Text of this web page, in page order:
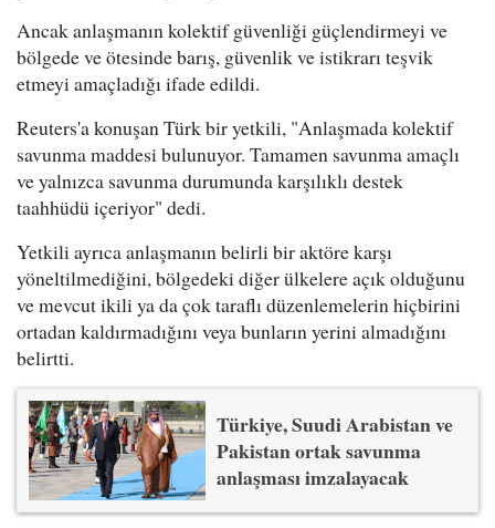
Ancak anlaşmanın kolektif güvenliği güçlendirmeyi ve
bölgede ve ötesinde barış, güvenlik ve istikrarı teşvik
etmeyi amaçladığı ifade edildi.
Reuters'a konuşan Türk bir yetkili, "Anlaşmada kolektif
savunma maddesi bulunuyor. Tamamen savunma amaçlı
ve yalnızca savunma durumunda karşılıklı destek
taahhüdü içeriyor" dedi.
Yetkili ayrıca anlaşmanın belirli bir aktöre karşı
yöneltilmediğini, bölgedeki diğer ülkelere açık olduğunu
ve mevcut ikili ya da çok taraflı düzenlemelerin hiçbirini
ortadan kaldırmadığını veya bunların yerini almadığını
belirtti.
Türkiye, Suudi Arabistan ve
Pakistan ortak savunma
anlaşması imzalayacak